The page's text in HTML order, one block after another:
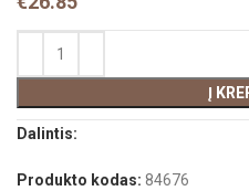
Į
Dalintis:
Produkto kodas:84676